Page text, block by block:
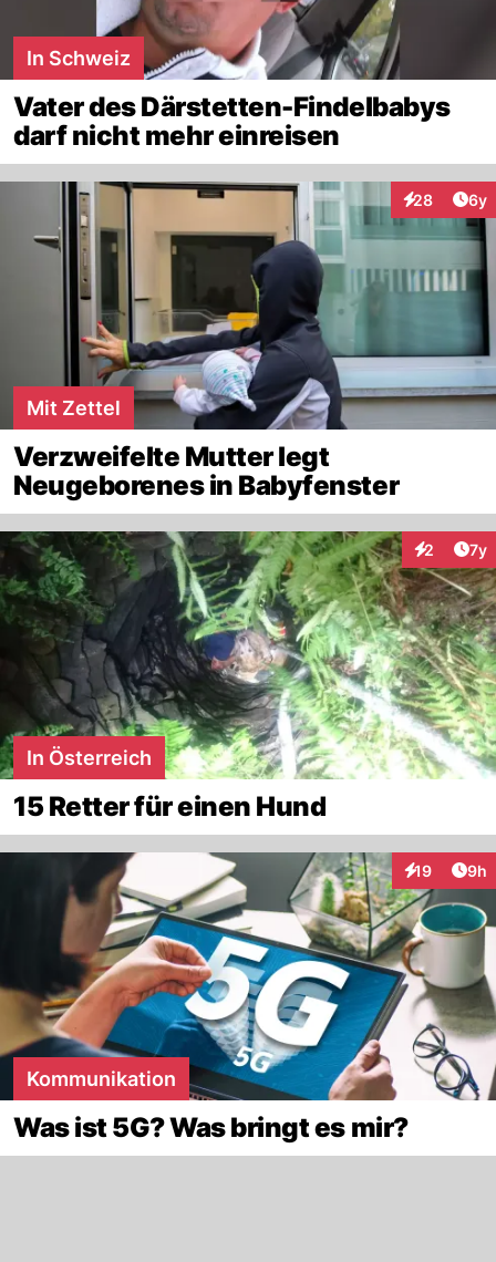
In Schweiz
Vater des Därstetten-Findelbabys
darf nicht mehr einreisen
28
Interaktionen
6y
Mit Zettel
Verzweifelte Mutter legt
Neugeborenes in Babyfenster
2 7y
In Österreich
15 Retter für einen Hund
19
Interaktionen
9h
Kommunikation
Was ist 5G? Was bringt es mir?